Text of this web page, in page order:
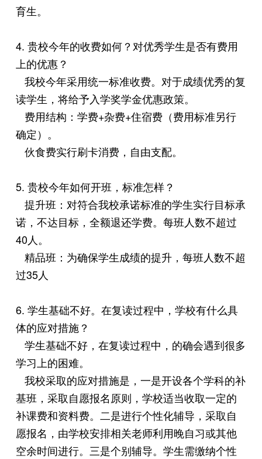
育生。
4. 贵校今年的收费如何？对优秀学生是否有费用
上的优惠？
我校今年采用统一标准收费。对于成绩优秀的复
读学生，将给予入学奖学金优惠政策。
费用结构：学费+杂费+住宿费（费用标准另行
确定）。
伙食费实行刷卡消费，自由支配。
5. 贵校今年如何开班，标准怎样？
提升班：对符合我校承诺标准的学生实行目标承
诺，不达目标，全额退还学费。每班人数不超过
40人。
精品班：为确保学生成绩的提升，每班人数不超
过35人
6. 学生基础不好。在复读过程中，学校有什么具
体的应对措施？
学生基础不好，在复读过程中，的确会遇到很多
学习上的困难。
我校采取的应对措施是，一是开设各个学科的补
基班，采取自愿报名原则，学校适当收取一定的
补课费和资料费。二是进行个性化辅导，采取自
愿报名，由学校安排相关老师利用晚自习或其他
空余时间进行。三是个别辅导。学生需缴纳个性